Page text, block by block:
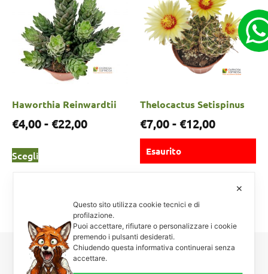
Haworthia Reinwardtii
€4,00- €22,00
Scegli
Thelocactus Setispinus
€7,00- €12,00
Esaurito
Carnosa & Spinosa
✕
Questo sito utilizza cookie tecnici e di
profilazione.
Puoi accettare, rifiutare o personalizzare i cookie
premendo i pulsanti desiderati.
Chiudendo questa informativa continuerai senza
accettare.